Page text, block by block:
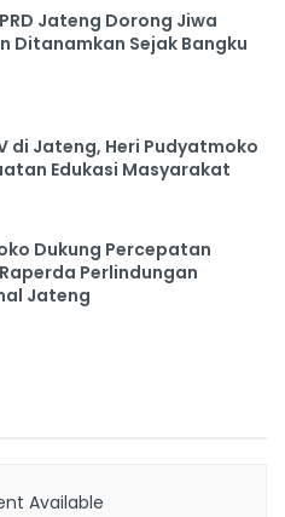
Jateng Dorong Jiwa
Ditanamkan Sejak Bangku
di Jateng, Heri Pudyatmoko
Edukasi Masyarakat
Dukung Percepatan
Perlindungan
Jateng
Available